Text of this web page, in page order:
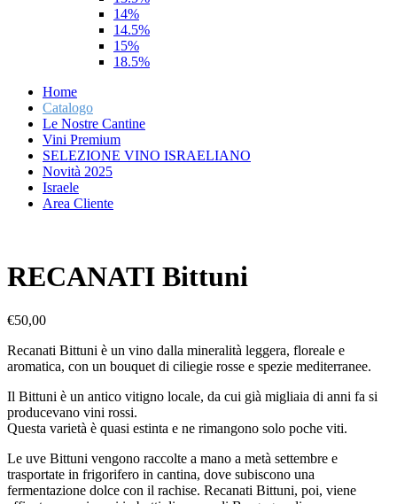
14%
14.5%
15%
18.5%
Home
Catalogo
Le Nostre Cantine
Vini Premium
SELEZIONE VINO ISRAELIANO
Novità 2025
Israele
Area Cliente
750 ml
RECANATI Bittuni
€50,00
Recanati Bittuni è un vino dalla mineralità leggera, floreale e
aromatica, con un bouquet di ciliegie rosse e spezie mediterranee.
Il Bittuni è un antico vitigno locale, da cui già migliaia di anni fa si
producevano vini rossi.
Questa varietà è quasi estinta e ne rimangono solo poche viti.
Le uve Bittuni vengono raccolte a mano a metà settembre e
trasportate in frigorifero in cantina, dove subiscono una
fermentazione dolce con il rachise. Recanati Bittuni, poi, viene